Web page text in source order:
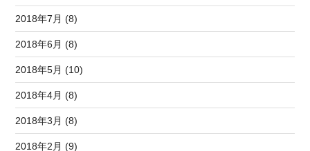
2018年7月 (8)
2018年6月 (8)
2018年5月 (10)
2018年4月 (8)
2018年3月 (8)
2018年2月 (9)